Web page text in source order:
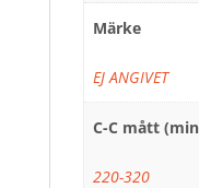
Märke
EJ ANGIVET
C-C mått
220-320